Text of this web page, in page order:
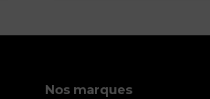
Nos marques